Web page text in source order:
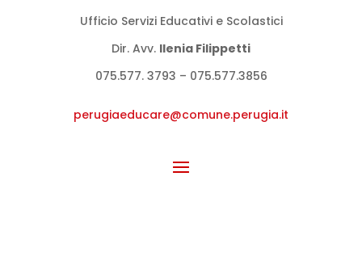
Ufficio Servizi Educativi e Scolastici
Dir. Avv. llenia Filippetti
075.577. 3793 – 075.577.3856
perugiaeducare@comune.perugia.it